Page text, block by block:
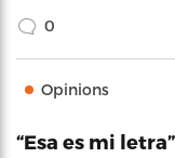
0
Opinions
“Esa es mi